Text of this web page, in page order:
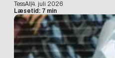
TessAI 4. juli 2026
Læsetid: 7 min